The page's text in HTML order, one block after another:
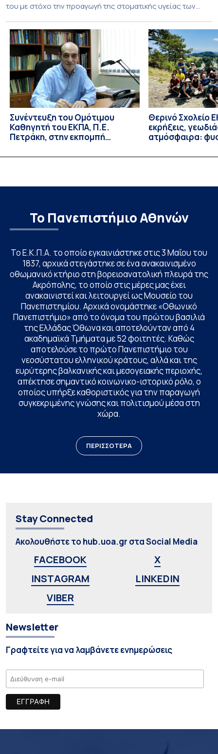
του με στόχο την προαγωγή της στοματικής υγείας των
υποχρεωτικής «κοινωφελούς μάθησης» στο μάθημα της
Γηροδοντιατρικής 10ου εξαμήνου, περιλάμβανε
εκπαιδευτικές δραστηριότητες στο Γηροκομείο-
Πτωχοκομείο Αθηνών, στο Οδοντιατρικό Τμήμα/Μονάδα
ΑΜΕΑ Ενηλίκων Ασκληπιείου Βούλας, στο Κέντρο
Γηριατρικής […]
Συνέντευξη του Ομότιμου
Καθηγητή του ΕΚΠΑ, Π.Ε.
Πετράκη, στην εκπομπή
Θερινό Σχολείο
εκρήξεις,
ατμόσφαιρα:
βιολογικές
Το Πανεπιστήμιο Αθηνών
Το Ε.Κ.Π.Α. το οποίο εγκαινιάστηκε στις 3 Μαΐου του
1837, αρχικά στεγάστηκε σε ένα ανακαινισμένο
οθωμανικό κτήριο στη βορειοανατολική πλευρά της
Ακρόπολης, το οποίο στις μέρες μας έχει
ανακαινιστεί και λειτουργεί ως Μουσείο του
Πανεπιστημίου. Αρχικά ονομάστηκε «Οθωνικό
Πανεπιστήμιο» από το όνομα του πρώτου βασιλιά
της Ελλάδας Όθωνα και αποτελούνταν από 4
ακαδημαϊκά Τμήματα με 52 φοιτητές. Καθώς
αποτελούσε το πρώτο Πανεπιστήμιο του
νεοσύστατου ελληνικού κράτους, αλλά και της
ευρύτερης βαλκανικής και μεσογειακής περιοχής,
απέκτησε σημαντικό κοινωνικο-ιστορικό ρόλο, ο
οποίος υπήρξε καθοριστικός για την παραγωγή
συγκεκριμένης γνώσης και πολιτισμού μέσα στη
χώρα.
ΠΕΡΙΣΣΟΤΕΡΑ
Stay Connected
Ακολουθήστε το hub.uoa.gr στα Social Media
FACEBOOK
X
INSTAGRAM
LINKEDIN
VIBER
Newsletter
Γραφτείτε για να λαμβάνετε ενημερώσεις